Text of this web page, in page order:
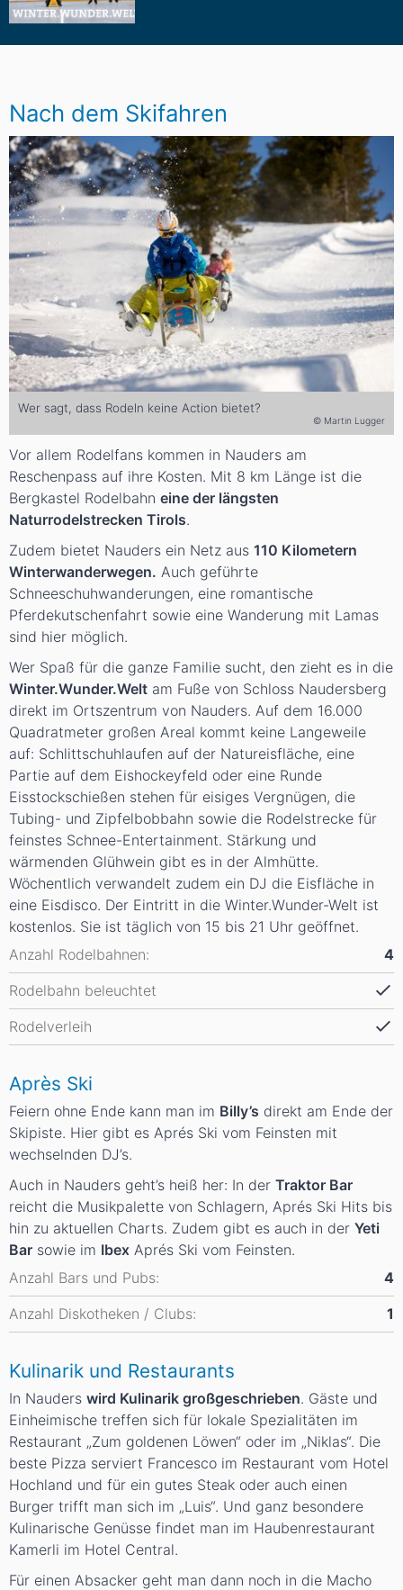
Nach dem Skifahren
Wer sagt, dass Rodeln keine Action bietet?
© Martin Lugger
Vor allem Rodelfans kommen in Nauders am
Reschenpass auf ihre Kosten. Mit 8 km Länge ist die
Bergkastel Rodelbahn eine der längsten
Naturrodelstrecken Tirols.
Zudem bietet Nauders ein Netz aus 110 Kilometern
Winterwanderwegen. Auch geführte
Schneeschuhwanderungen, eine romantische
Pferdekutschenfahrt sowie eine Wanderung mit Lamas
sind hier möglich.
Wer Spaß für die ganze Familie sucht, den zieht es in die
Winter.Wunder.Welt am Fuße von Schloss Naudersberg
direkt im Ortszentrum von Nauders. Auf dem 16.000
Quadratmeter großen Areal kommt keine Langeweile
auf: Schlittschuhlaufen auf der Natureisfläche, eine
Partie auf dem Eishockeyfeld oder eine Runde
Eisstockschießen stehen für eisiges Vergnügen, die
Tubing- und Zipfelbobbahn sowie die Rodelstrecke für
feinstes Schnee-Entertainment. Stärkung und
wärmenden Glühwein gibt es in der Almhütte.
Wöchentlich verwandelt zudem ein DJ die Eisfläche in
eine Eisdisco. Der Eintritt in die Winter.Wunder-Welt ist
kostenlos. Sie ist täglich von 15 bis 21 Uhr geöffnet.
Anzahl Rodelbahnen:
4
Rodelbahn beleuchtet
Rodelverleih
Après Ski
Feiern ohne Ende kann man im Billy’s direkt am Ende der
Skipiste. Hier gibt es Aprés Ski vom Feinsten mit
wechselnden DJ’s.
Auch in Nauders geht’s heiß her: In der Traktor Bar
reicht die Musikpalette von Schlagern, Aprés Ski Hits bis
hin zu aktuellen Charts. Zudem gibt es auch in der Yeti
Bar sowie im Ibex Aprés Ski vom Feinsten.
Anzahl Bars und Pubs:
4
Anzahl Diskotheken / Clubs:
1
Kulinarik und Restaurants
In Nauders wird Kulinarik großgeschrieben. Gäste und
Einheimische treffen sich für lokale Spezialitäten im
Restaurant „Zum goldenen Löwen“ oder im „Niklas“. Die
beste Pizza serviert Francesco im Restaurant vom Hotel
Hochland und für ein gutes Steak oder auch einen
Burger trifft man sich im „Luis“. Und ganz besondere
Kulinarische Genüsse findet man im Haubenrestaurant
Kamerli im Hotel Central.
Für einen Absacker geht man dann noch in die Macho